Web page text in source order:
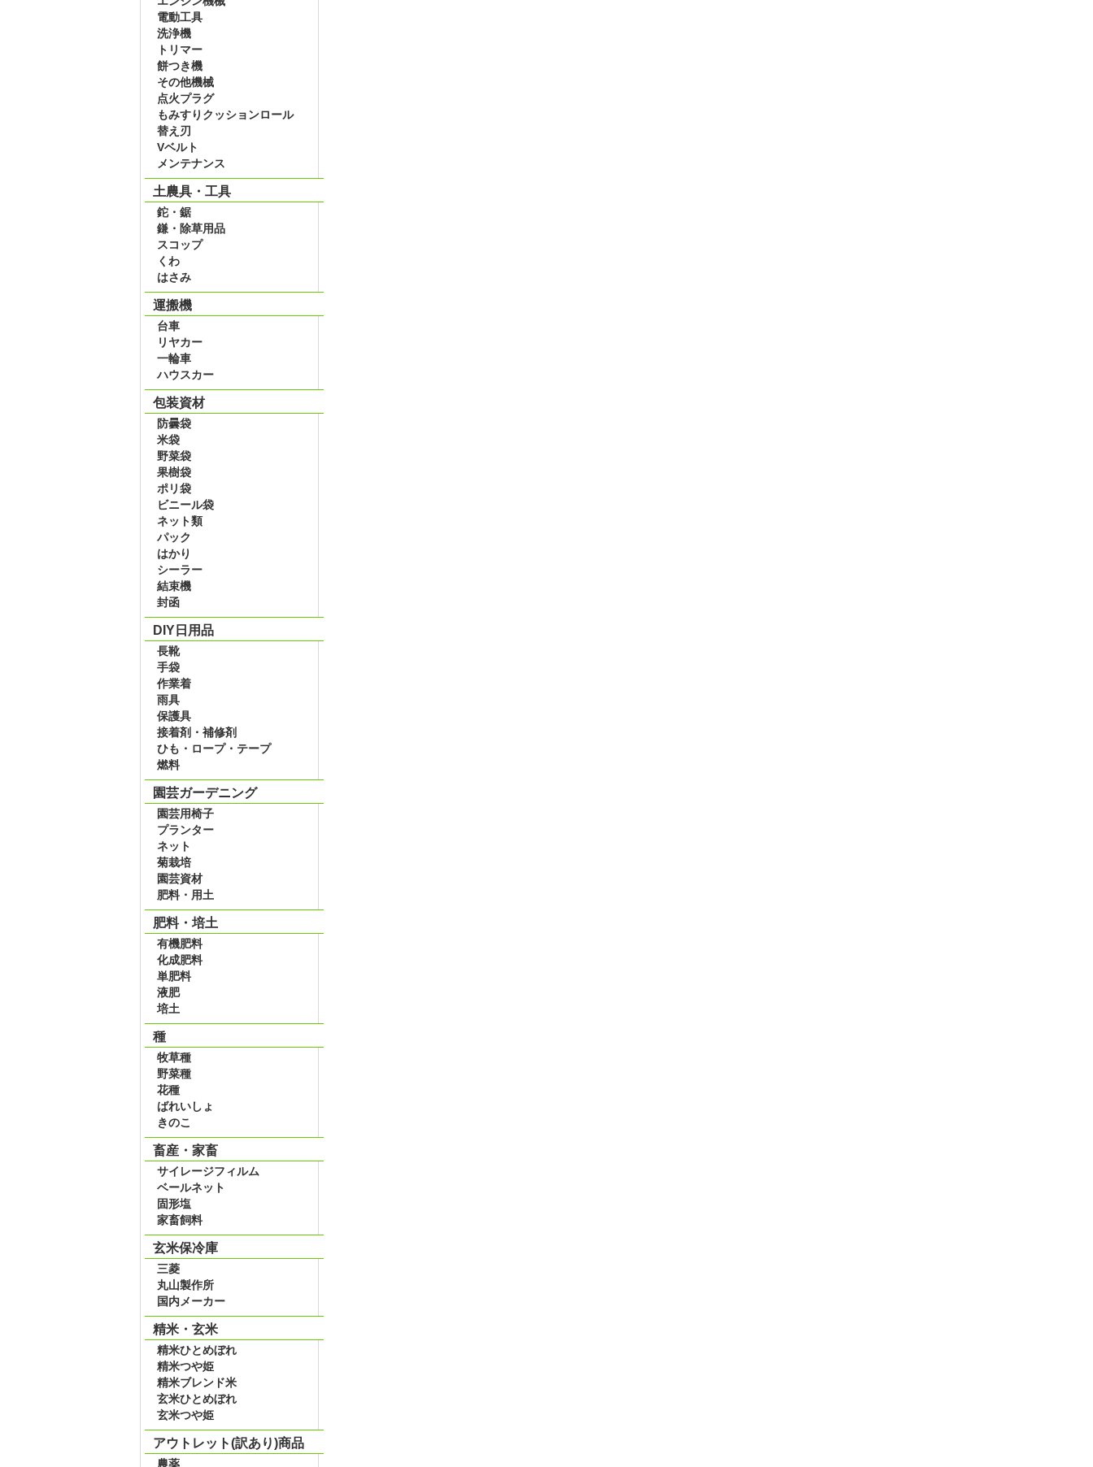
電動工具
洗浄機
トリマー
餅つき機
その他機械
点火プラグ
もみすりクッションロール
替え刃
Vベルト
メンテナンス
土農具・工具
鉈・鋸
鎌・除草用品
スコップ
くわ
はさみ
運搬機
台車
リヤカー
一輪車
ハウスカー
包装資材
防曇袋
米袋
野菜袋
果樹袋
ポリ袋
ビニール袋
ネット類
パック
はかり
シーラー
結束機
封函
DIY日用品
長靴
手袋
作業着
雨具
保護具
接着剤・補修剤
ひも・ロープ・テープ
燃料
園芸ガーデニング
園芸用椅子
プランター
ネット
菊栽培
園芸資材
肥料・用土
肥料・培土
有機肥料
化成肥料
単肥料
液肥
培土
種
牧草種
野菜種
花種
ばれいしょ
きのこ
畜産・家畜
サイレージフィルム
ベールネット
固形塩
家畜飼料
玄米保冷庫
三菱
丸山製作所
国内メーカー
精米・玄米
精米ひとめぼれ
精米つや姫
精米ブレンド米
玄米ひとめぼれ
玄米つや姫
アウトレット(訳あり)商品
農薬